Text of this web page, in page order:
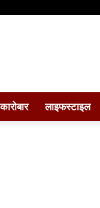
कारोबार लाइफस्टाइल